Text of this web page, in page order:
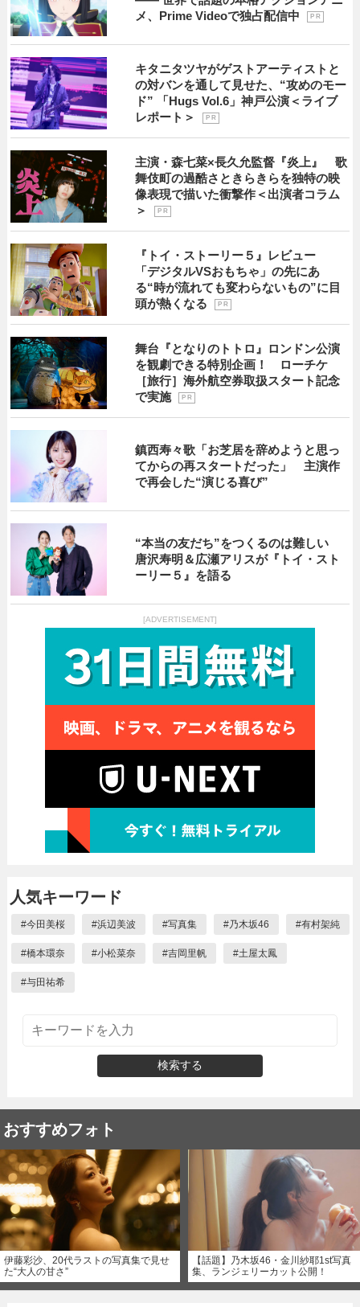
メ、Prime Videoで独占配信中
P R
キタニタツヤがゲストアーティストと
の対バンを通して見せた、“攻めのモー
ド” 「Hugs Vol.6」神戸公演＜ライブ
レポート＞
P R
主演・森七菜×長久允監督『炎上』 歌
舞伎町の過酷さときらきらを独特の映
像表現で描いた衝撃作＜出演者コラム
＞
P R
『トイ・ストーリー５』レビュー
「デジタルVSおもちゃ」の先にあ
る“時が流れても変わらないもの”に目
頭が熱くなる
P R
舞台『となりのトトロ』ロンドン公演
を観劇できる特別企画！ ローチケ
［旅行］海外航空券取扱スタート記念
で実施
P R
鎮西寿々歌「お芝居を辞めようと思っ
てからの再スタートだった」 主演作
で再会した“演じる喜び”
“本当の友だち”をつくるのは難しい
唐沢寿明＆広瀬アリスが『トイ・スト
ーリー５』を語る
[ADVERTISEMENT]
人気キーワード
#今田美桜 #浜辺美波 #写真集 #乃木坂46 #有村架純
#橋本環奈 #小松菜奈 #吉岡里帆 #土屋太鳳
#与田祐希
検索する
おすすめフォト
伊藤彩沙、20代ラストの写真集で見せ
た“大人の甘さ”
【話題】乃木坂46・金川紗耶1st写真
集、ランジェリーカット公開！